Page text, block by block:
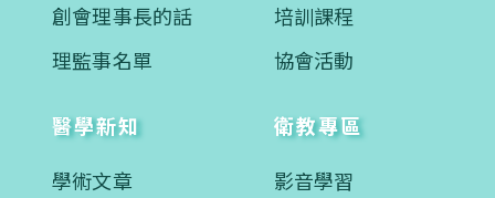
創會理事長的話
理監事名單
培訓課程
協會活動
醫學新知
學術文章
衛教專區
影音學習